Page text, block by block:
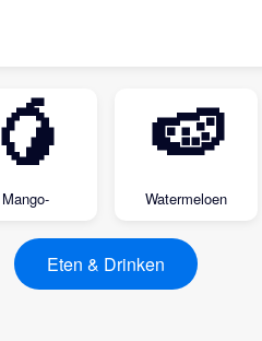
🥭
Mango-
🍉
Watermeloen
Eten & Drinken